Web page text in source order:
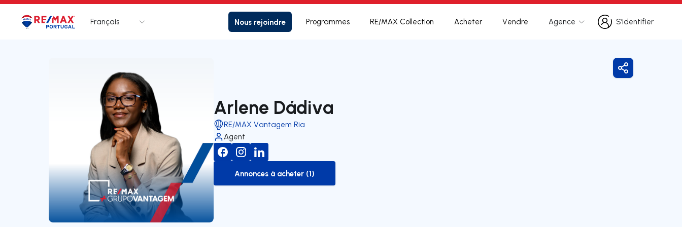
Logo Aller à la page d’accueil
Français Nous rejoindre Programmes RE/MAX Collection Acheter Vendre Agence
S’identifier
S’identifier
Arlene Dádiva
RE/MAX Vantagem Ria
Agent
to-buy-listing
Annonces à acheter (1)
Partager